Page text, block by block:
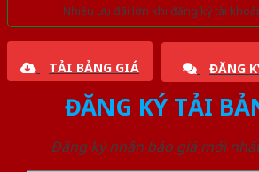
Nhiều ưu đãi lớn khi đăng ký tài
TẢI BẢNG GIÁ ĐĂNG
ĐĂNG KÝ TẢI
Đăng ký nhận báo giá mới